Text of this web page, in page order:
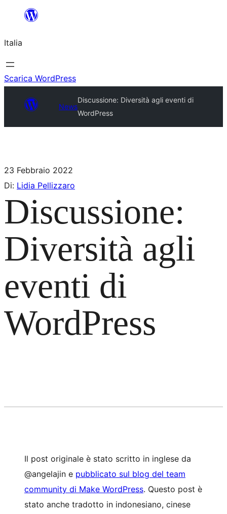
Italia
Scarica WordPress
News
Discussione: Diversità agli eventi di
WordPress
23 Febbraio 2022
Di: Lidia Pellizzaro
Discussione:
Diversità agli
eventi di
WordPress
Il post originale è stato scritto in inglese da
@angelajin e pubblicato sul blog del team
community di Make WordPress. Questo post è
stato anche tradotto in indonesiano, cinese